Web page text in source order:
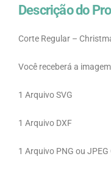
Descrição do
Corte Regular –
Você receberá a
1 Arquivo SVG
1 Arquivo DXF
1 Arquivo PNG ou